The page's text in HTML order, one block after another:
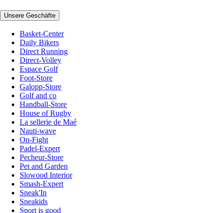
Unsere Geschäfte
Basket-Center
Daily Bikers
Direct Running
Direct-Volley
Espace Golf
Foot-Store
Galopp-Store
Golf and co
Handball-Store
House of Rugby
La sellerie de Maé
Nauti-wave
On-Fight
Padel-Expert
Pecheur-Store
Pet and Garden
Slowood Interior
Smash-Expert
Sneak'In
Sneakids
Sport is good